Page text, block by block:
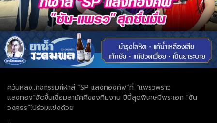
ควันหลง..กิจกรรมกีฬาสี “SP แสงทองคัพ”ที่ “แพรวพราว
แสงทอง”จัดขึ้นเชื่อมสามัคคีของทีมงาน ปีนี้สุดพิเศษมีพระเอก “ซัน
วงศธร”ไปร่วมแข่งด้วย
.